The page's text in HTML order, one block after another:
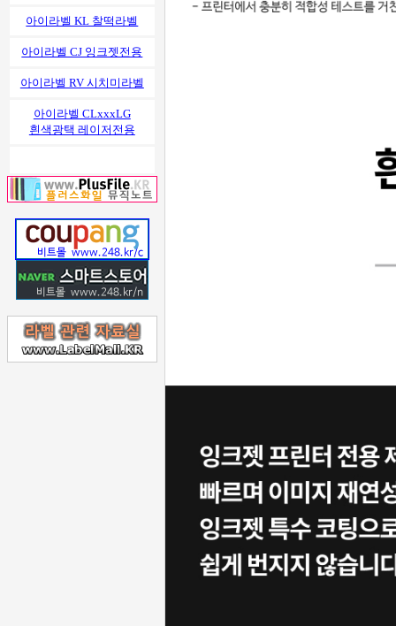
아이라벨 KL 찰떡라벨
아이라벨 CJ 잉크젯전용
아이라벨 RV 시치미라벨
아이라벨 CLxxxLG
흰색광택 레이저전용